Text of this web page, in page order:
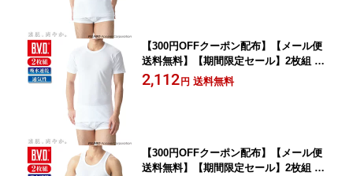
【300円OFFクーポン配布】【メール便
送料無料】【期間限定セール】2枚組 B.
V.D. カノコメッシュ 丸首半袖Tシャツ
吸水速乾 クールビズ メンズインナー 男
2,112 円 送料無料
【300円OFFクーポン配布】【メール便
送料無料】【期間限定セール】2枚組 B.